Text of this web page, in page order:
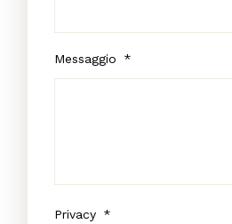
Messaggio *
Privacy *